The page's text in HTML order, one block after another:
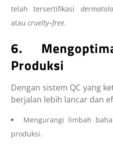
telah tersertifikasi
ataucruelty–free.
6.
Produksi
Dengan sistem QC yang
berjalan lebih lancar dan
Mengurangi limbah
produksi.